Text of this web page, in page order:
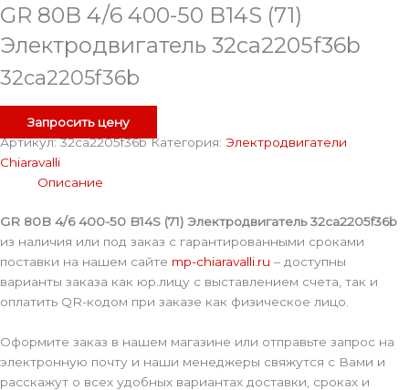
GR 80B 4/6 400-50 B14S (71)
Электродвигатель 32ca2205f36b
32ca2205f36b
Запросить цену
Артикул:32ca2205f36bКатегория: Электродвигатели
Chiaravalli
Описание
GR 80B 4/6 400-50 B14S (71) Электродвигатель 32ca2205f36b
из наличия или под заказ с гарантированными сроками
поставки на нашем сайте mp-chiaravalli.ru – доступны
варианты заказа как юр.лицу с выставлением счета, так и
оплатить QR-кодом при заказе как физическое лицо.
Оформите заказ в нашем магазине или отправьте запрос на
электронную почту и наши менеджеры свяжутся с Вами и
расскажут о всех удобных вариантах доставки, сроках и